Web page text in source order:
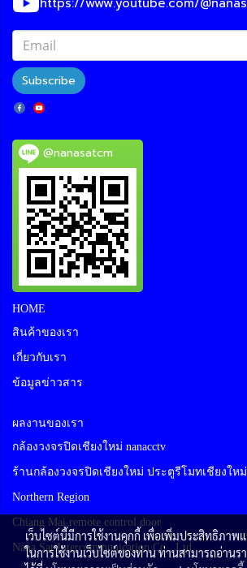
Subscribe
@nanasatcm
HOME
สินค้าของเรา
เกี่ยวกับเรา
ข้อมูลข่าวสาร
ผลงานของเรา
กล้องวงจรปิดเชียงใหม่ nanacctv
ร้านกล้องวงจรปิดเชียงใหม่ ประตูรีโมทเชียงใหม่
Northern Region
Chiang Mai remote control door
Nana Sat Intercommunication Co., Ltd
เว็บไซต์นี้มีการใช้งานคุกกี้ เพื่อเพิ่มประสิทธิภา
ในการใช้งานเว็บไซต์ของท่าน ท่านสามารถอ่านร